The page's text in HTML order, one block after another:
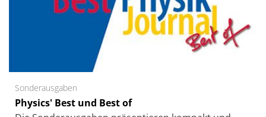
Sonderausgaben
Physics' Best und Best of